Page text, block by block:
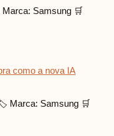
Samsung 🛒
como a nova IA
Marca: Samsung 🛒